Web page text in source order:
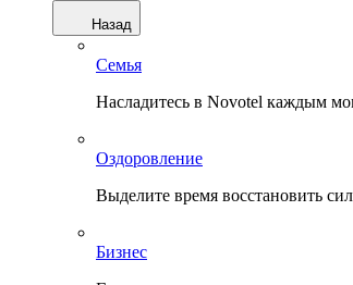
Назад
Семья
Насладитесь в Novotel каждым
Оздоровление
Выделите время восстановить
Бизнес